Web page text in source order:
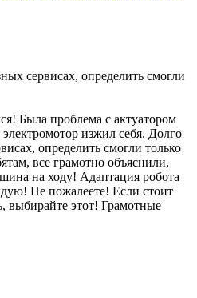
сервисах, определить смогли
Была проблема с актуатором
изжил себя. Долго
определить смогли только
все грамотно объяснили,
на ходу! Адаптация робота
Не пожалеете! Если стоит
выбирайте этот! Грамотные